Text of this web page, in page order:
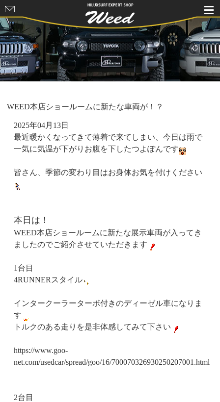
HILUXSURF
EXPERT
SHOP Weed
WEED本店ショールームに新たな車両が！？
2025年04月13日
最近暖かくなってきて薄着で来てしまい、今日は雨で
一気に気温が下がりお腹を下したつよぽんです
皆さん、季節の変わり目はお身体お気を付けください
本日は！
WEED本店ショールームに新たな展示車両が入ってき
ましたのでご紹介させていただきます
1台目
4RUNNERスタイル
インタークーラーターボ付きのディーゼル車になりま
す
トルクのある走りを是非体感してみて下さい
https://www.goo-
net.com/usedcar/spread/goo/16/700070326930250207001.html
2台目